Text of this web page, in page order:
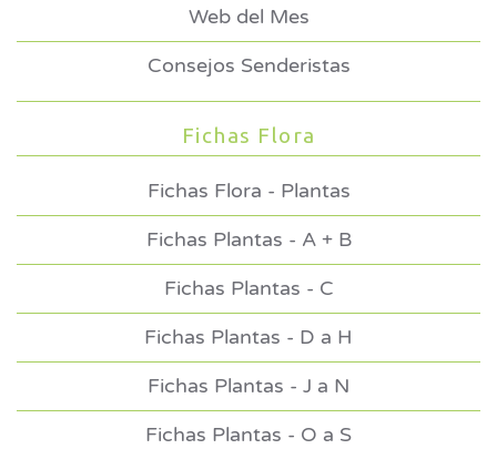
Web del Mes
Consejos Senderistas
Fichas Flora
Fichas Flora - Plantas
Fichas Plantas - A + B
Fichas Plantas - C
Fichas Plantas - D a H
Fichas Plantas - J a N
Fichas Plantas - O a S